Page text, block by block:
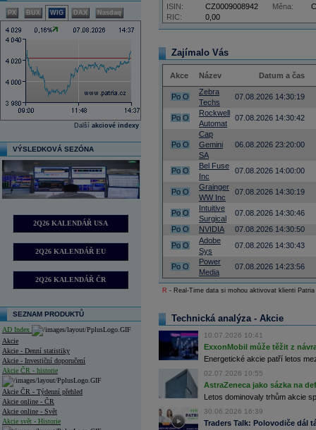
PX BUX WIG DAX Nasdaq
Další akciové indexy
VÝSLEDKOVÁ SEZÓNA
2Q26 KALENDÁŘ USA
2Q26 KALENDÁŘ EU
2Q26 KALENDÁŘ ČR
SEZNAM PRODUKTŮ
AD Index
Akcie
Akcie - Denní statistiky
Akcie - Investiční doporučení
Akcie ČR - historie
Akcie ČR - Týdenní přehled
Akcie online - ČR
Akcie online - Svět
Akcie svět - Historie
RIC: 0,00
ISIN: CZ0009008942 Měna:
Zajímalo Vás
Akce Název Datum a čas
Po O
Zebra
Techs
07.08.2026 14:30:19
Po O
Rockwell
Automat
07.08.2026 14:30:42
Po O
Cap
Gemini
SA
06.08.2026 23:20:00
Po O
Bel Fuse
Inc
07.08.2026 14:00:00
Po O
Grainger
WW Inc
07.08.2026 14:30:19
Po O
Intuitive
Surgical
07.08.2026 14:30:46
Po O NVIDIA
07.08.2026 14:30:50
Po O
Adobe
Sys
07.08.2026 14:30:43
Po O
Power
Media
07.08.2026 14:23:56
R - Real-Time data si mohou aktivovat klienti
Technická analýza - Akcie
10.07.2026 10:41
ExxonMobil může těžit z
Energetické akcie patří letos
02.07.2026 10:55
AstraZeneca jako sázka na
Letos dominovaly trhům akcie
30.06.2026 16:39
Traders Talk: Polovodiče dál